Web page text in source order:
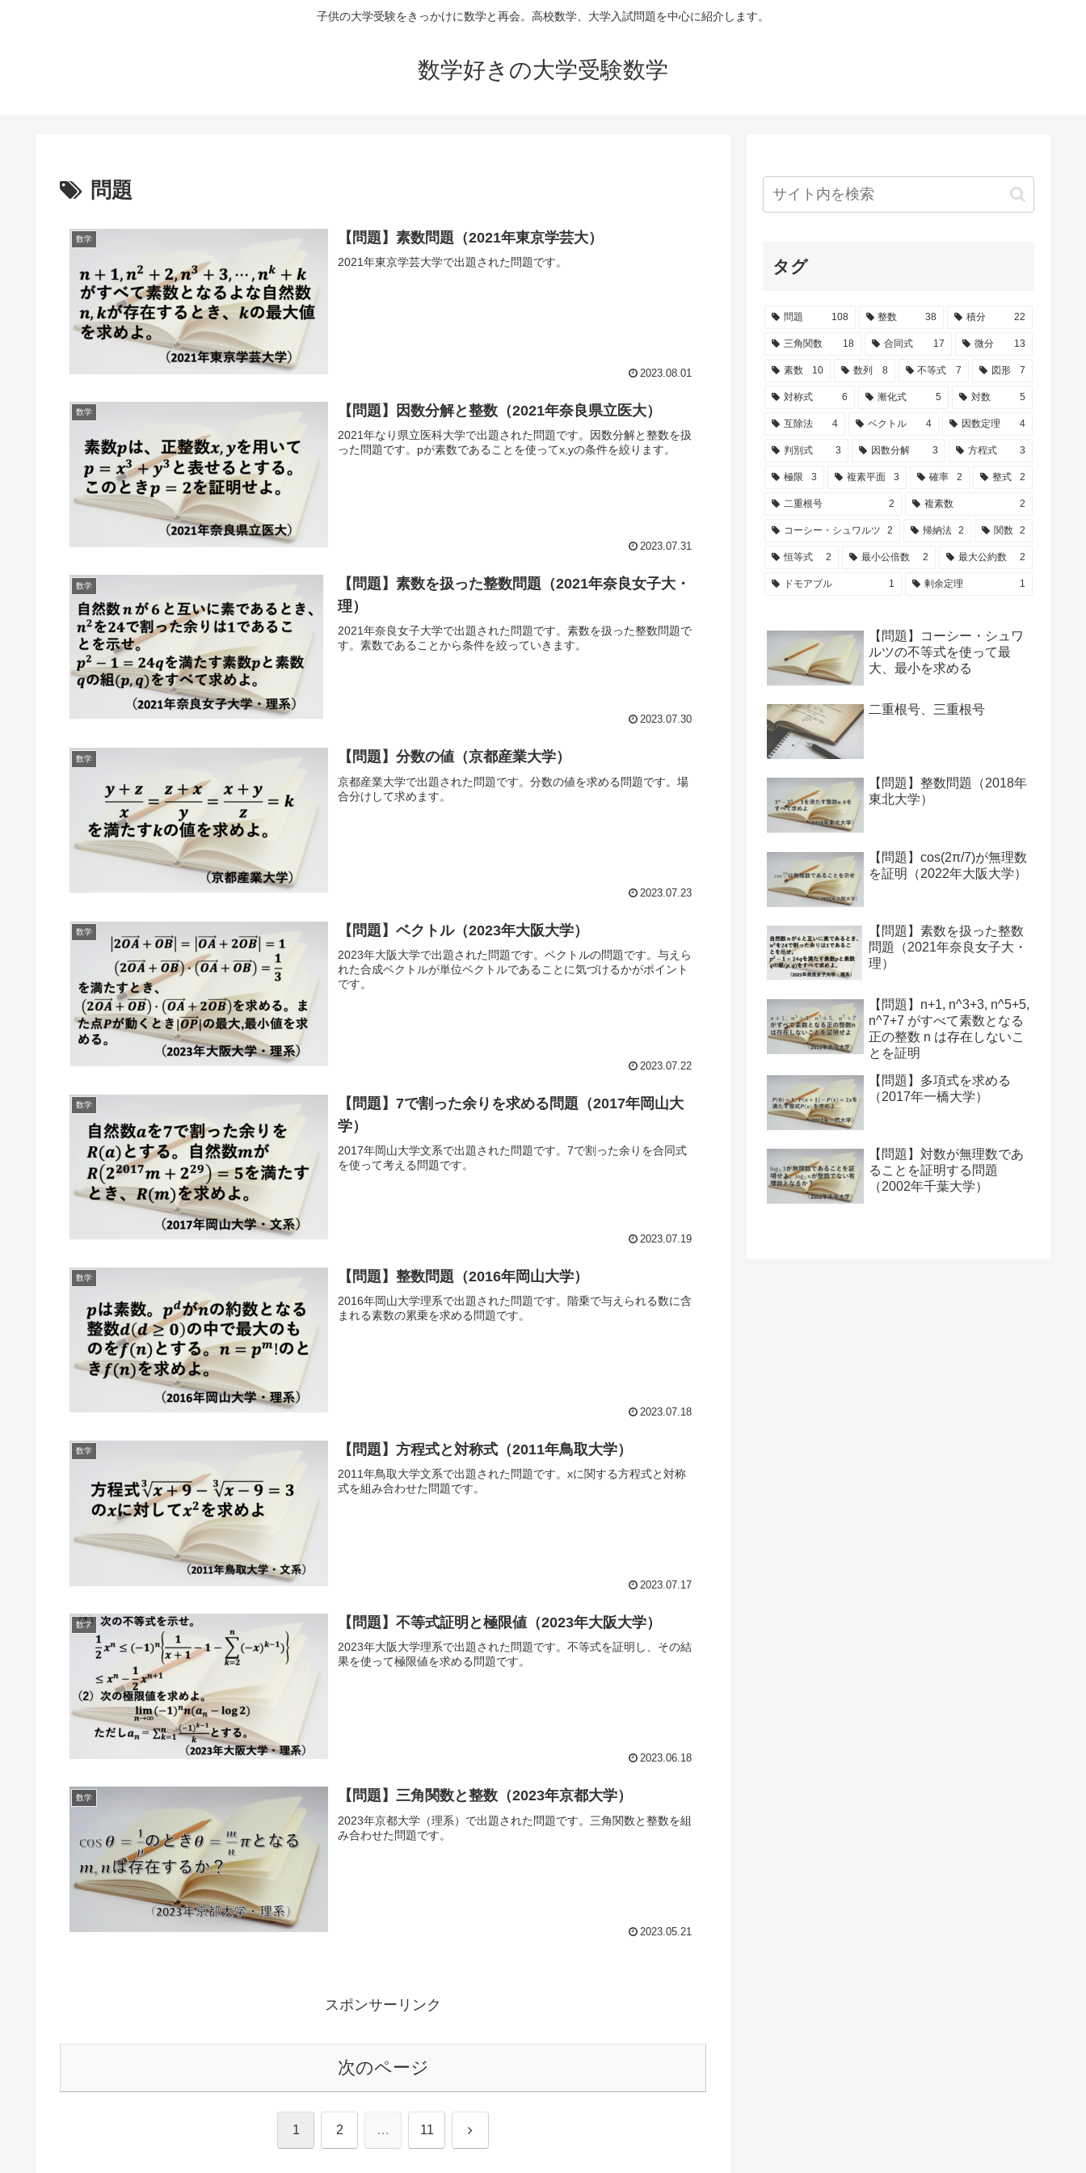
子供の大学受験をきっかけに数学と再会。高校数学、大学入試問題を中心に紹介します。
数学好きの大学受験数学
問題
数学 【問題】素数問題（2021年東京学芸大）
2021年東京学芸大学で出題された問題です。
2023.08.01
数学 【問題】因数分解と整数（2021年奈良県立医大）
2021年なり県立医科大学で出題された問題です。因数分解と整数を扱
った問題です。pが素数であることを使ってx,yの条件を絞ります。
2023.07.31
数学
【問題】素数を扱った整数問題（2021年奈良女子大・
理）
2021年奈良女子大学で出題された問題です。素数を扱った整数問題で
す。素数であることから条件を絞っていきます。
2023.07.30
数学 【問題】分数の値（京都産業大学）
京都産業大学で出題された問題です。分数の値を求める問題です。場
合分けして求めます。
2023.07.23
数学 【問題】ベクトル（2023年大阪大学）
2023年大阪大学で出題された問題です。ベクトルの問題です。与えら
れた合成ベクトルが単位ベクトルであることに気づけるかがポイント
です。
2023.07.22
数学
【問題】7で割った余りを求める問題（2017年岡山大
学）
2017年岡山大学文系で出題された問題です。7で割った余りを合同式
を使って考える問題です。
2023.07.19
数学 【問題】整数問題（2016年岡山大学）
2016年岡山大学理系で出題された問題です。階乗で与えられる数に含
まれる素数の累乗を求める問題です。
2023.07.18
数学 【問題】方程式と対称式（2011年鳥取大学）
2011年鳥取大学文系で出題された問題です。xに関する方程式と対称
式を組み合わせた問題です。
2023.07.17
数学 【問題】不等式証明と極限値（2023年大阪大学）
2023年大阪大学理系で出題された問題です。不等式を証明し、その結
果を使って極限値を求める問題です。
2023.06.18
数学 【問題】三角関数と整数（2023年京都大学）
2023年京都大学（理系）で出題された問題です。三角関数と整数を組
み合わせた問題です。
2023.05.21
スポンサーリンク
次のページ
1 2 … 11 次
タグ
問題 108 整数 38 積分 22
三角関数 18 合同式 17 微分 13
素数 10 数列 8 不等式 7 図形 7
対称式 6 漸化式 5 対数 5
互除法 4 ベクトル 4 因数定理 4
判別式 3 因数分解 3 方程式 3
極限 3 複素平面 3 確率 2 整式 2
二重根号 2 複素数 2
コーシー・シュワルツ 2 帰納法 2 関数 2
恒等式 2 最小公倍数 2 最大公約数 2
ドモアブル 1 剰余定理 1
【問題】コーシー・シュワ
ルツの不等式を使って最
大、最小を求める
二重根号、三重根号
【問題】整数問題（2018年
東北大学）
【問題】cos(2π/7)が無理数
を証明（2022年大阪大学）
【問題】素数を扱った整数
問題（2021年奈良女子大・
理）
【問題】n+1, n^3+3, n^5+5,
n^7+7 がすべて素数となる
正の整数 n は存在しないこ
とを証明
【問題】多項式を求める
（2017年一橋大学）
【問題】対数が無理数であ
ることを証明する問題
（2002年千葉大学）